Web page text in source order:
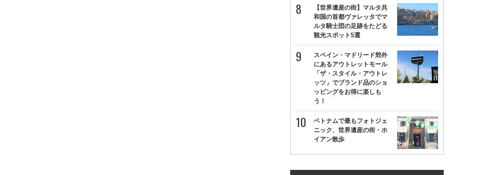
【世界遺産の街】マルタ共
和国の首都ヴァレッタでマ
ルタ騎士団の足跡をたどる
観光スポット5選
スペイン・マドリード郊外
にあるアウトレットモール
「ザ・スタイル・アウトレ
ッツ」でブランド品のショ
ッピングをお得に楽しも
う！
ベトナムで最もフォトジェ
ニック、世界遺産の街・ホ
イアン散歩